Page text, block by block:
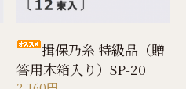
揖保乃糸 特級品（贈
答用木箱入り）SP-20